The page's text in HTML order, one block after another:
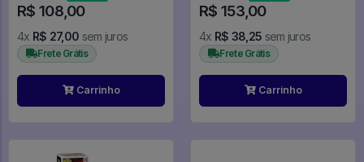
R$ 108,00
4x R$ 27,00 sem juros
Frete Grátis
Carrinho
R$ 153,00
4x R$ 38,25 sem juros
Frete Grátis
Carrinho